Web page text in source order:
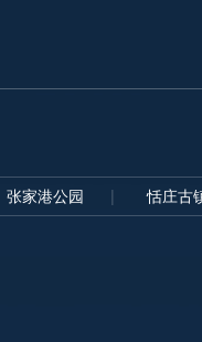
张家港公园 恬庄古